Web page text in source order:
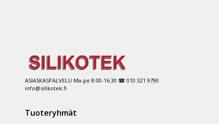
ASIASKASPALVELU Ma-pe 8.00-16.30 ☎ 010 321 9790
info@silikotek.fi
Tuoteryhmät